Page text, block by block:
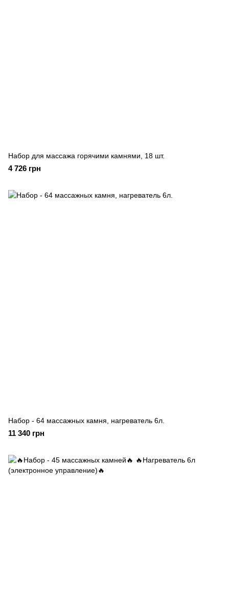
Набор для массажа горячими камнями, 18 шт.
4 726 грн
Набор - 64 массажных камня, нагреватель 6л.
11 340 грн